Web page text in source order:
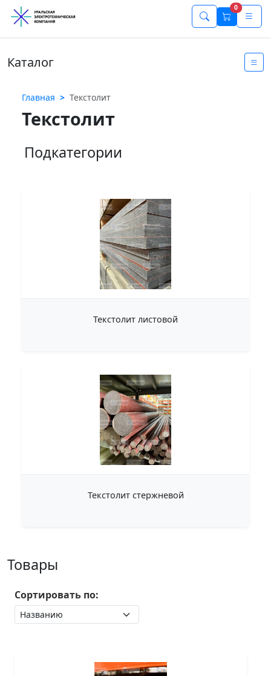
0
Каталог
Главная Текстолит
Текстолит
Подкатегории
Текстолит листовой
Текстолит стержневой
Товары
Сортировать по: